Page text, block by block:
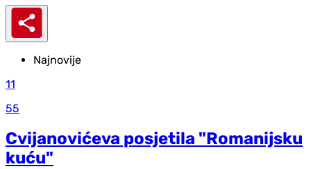
Najnovije
11
55
Cvijanovićeva posjetila "Romanijsku
kuću"